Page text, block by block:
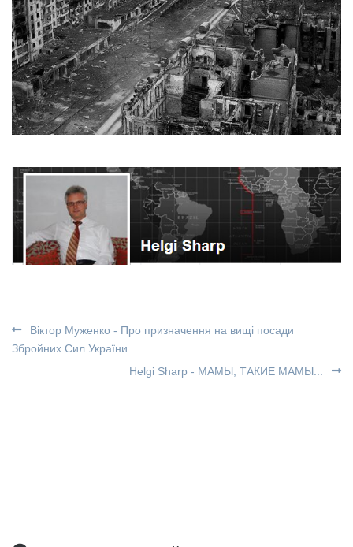
Віктор Муженко - Про призначення на вищі посади
Збройних Сил України
Helgi Sharp - МАМЫ, ТАКИЕ МАМЫ...